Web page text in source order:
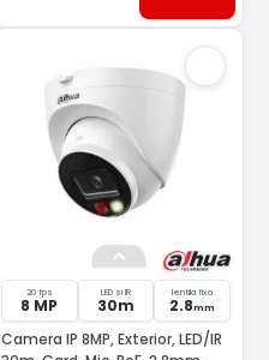
20 fps
8 MP
LED si IR
30m
lentila fixa
2.8mm
Camera IP 8MP, Exterior, LED/IR